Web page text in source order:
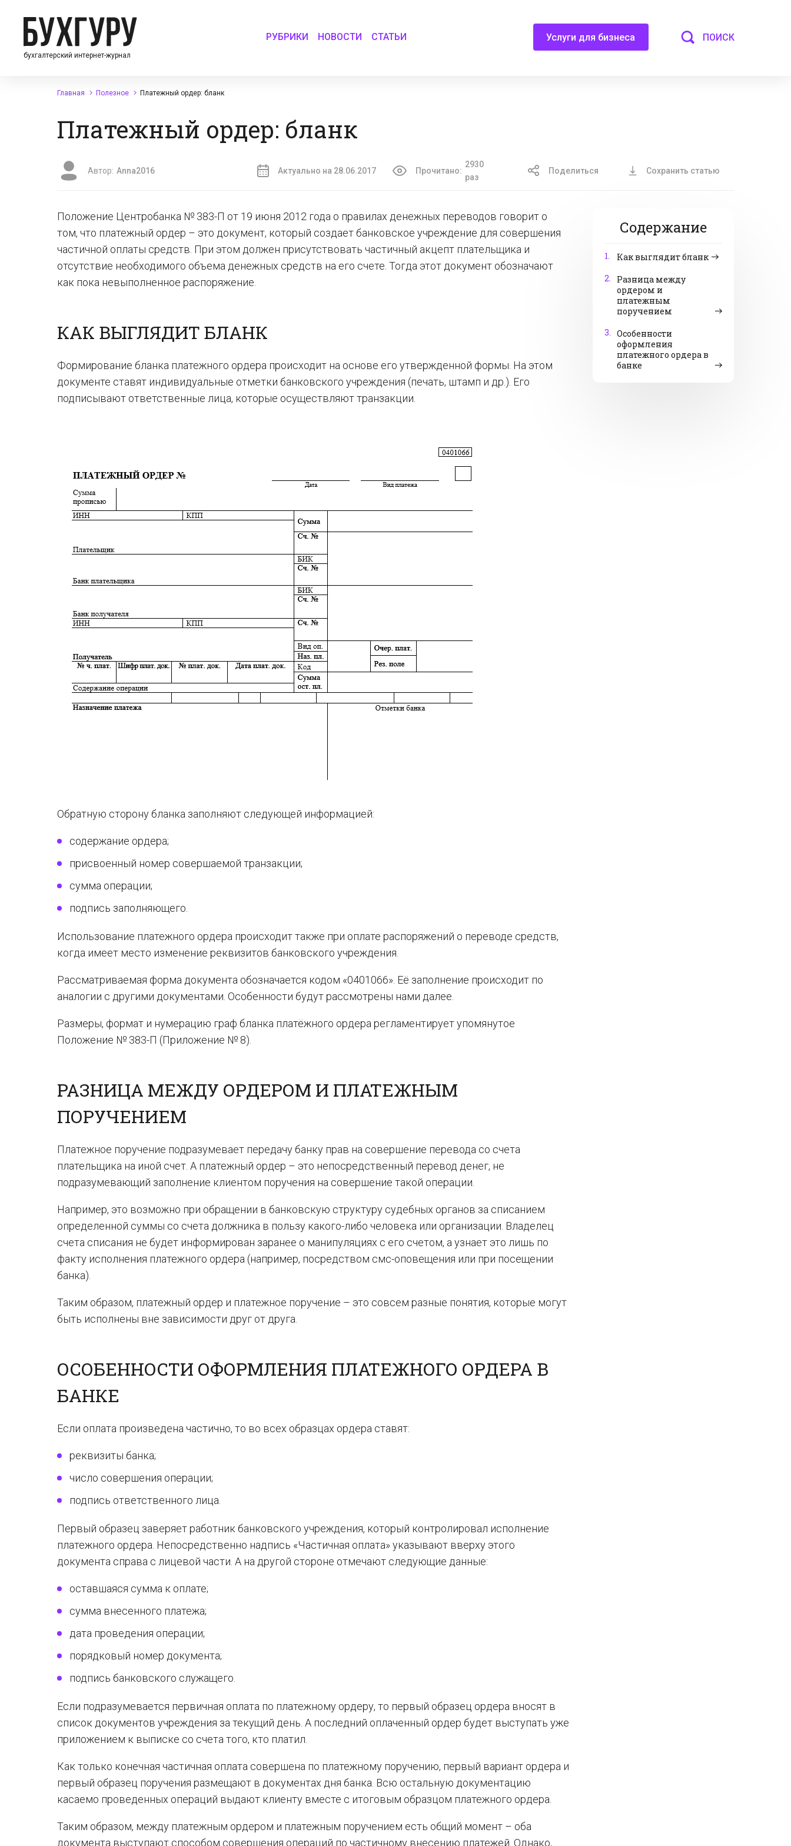
бухгалтерский интернет-журнал
РУБРИКИ НОВОСТИ СТАТЬИ Услуги для бизнеса ПОИСК
Главная Полезное Платежный ордер: бланк
Платежный ордер: бланк
Автор: Anna2016 Актуально на 28.06.2017 Прочитано:
2930
раз
Поделиться Сохранить статью
Содержание
1.
Как выглядит бланк
2.
Разница между
ордером и
платежным
поручением
3. Особенности
оформления
платежного ордера в
банке
Положение Центробанка № 383-П от 19 июня 2012 года о правилах денежных переводов говорит о
том, что платежный ордер – это документ, который создает банковское учреждение для совершения
частичной оплаты средств. При этом должен присутствовать частичный акцепт плательщика и
отсутствие необходимого объема денежных средств на его счете. Тогда этот документ обозначают
как пока невыполненное распоряжение.
КАК ВЫГЛЯДИТ БЛАНК
Формирование бланка платежного ордера происходит на основе его утвержденной формы. На этом
документе ставят индивидуальные отметки банковского учреждения (печать, штамп и др.). Его
подписывают ответственные лица, которые осуществляют транзакции.
Обратную сторону бланка заполняют следующей информацией:
содержание ордера;
присвоенный номер совершаемой транзакции;
сумма операции;
подпись заполняющего.
Использование платежного ордера происходит также при оплате распоряжений о переводе средств,
когда имеет место изменение реквизитов банковского учреждения.
Рассматриваемая форма документа обозначается кодом «0401066». Её заполнение происходит по
аналогии с другими документами. Особенности будут рассмотрены нами далее.
Размеры, формат и нумерацию граф бланка платёжного ордера регламентирует упомянутое
Положение № 383-П (Приложение № 8).
РАЗНИЦА МЕЖДУ ОРДЕРОМ И ПЛАТЕЖНЫМ
ПОРУЧЕНИЕМ
Платежное поручение подразумевает передачу банку прав на совершение перевода со счета
плательщика на иной счет. А платежный ордер – это непосредственный перевод денег, не
подразумевающий заполнение клиентом поручения на совершение такой операции.
Например, это возможно при обращении в банковскую структуру судебных органов за списанием
определенной суммы со счета должника в пользу какого-либо человека или организации. Владелец
счета списания не будет информирован заранее о манипуляциях с его счетом, а узнает это лишь по
факту исполнения платежного ордера (например, посредством смс-оповещения или при посещении
банка).
Таким образом, платежный ордер и платежное поручение – это совсем разные понятия, которые могут
быть исполнены вне зависимости друг от друга.
ОСОБЕННОСТИ ОФОРМЛЕНИЯ ПЛАТЕЖНОГО ОРДЕРА В
БАНКЕ
Если оплата произведена частично, то во всех образцах ордера ставят:
реквизиты банка;
число совершения операции;
подпись ответственного лица.
Первый образец заверяет работник банковского учреждения, который контролировал исполнение
платежного ордера. Непосредственно надпись «Частичная оплата» указывают вверху этого
документа справа с лицевой части. А на другой стороне отмечают следующие данные:
оставшаяся сумма к оплате;
сумма внесенного платежа;
дата проведения операции;
порядковый номер документа;
подпись банковского служащего.
Если подразумевается первичная оплата по платежному ордеру, то первый образец ордера вносят в
список документов учреждения за текущий день. А последний оплаченный ордер будет выступать уже
приложением к выписке со счета того, кто платил.
Как только конечная частичная оплата совершена по платежному поручению, первый вариант ордера и
первый образец поручения размещают в документах дня банка. Всю остальную документацию
касаемо проведенных операций выдают клиенту вместе с итоговым образцом платежного ордера.
Таким образом, между платежным ордером и платежным поручением есть общий момент – оба
документа выступают способом совершения операций по частичному внесению платежей. Однако,